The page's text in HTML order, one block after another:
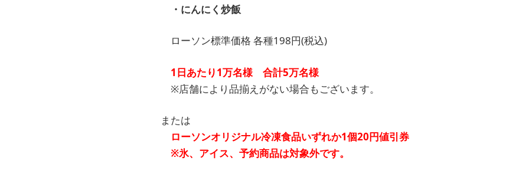
・にんにく炒飯
ローソン標準価格 各種198円(税込)
1日あたり1万名様 合計5万名様
※店舗により品揃えがない場合もございます。
または
ローソンオリジナル冷凍食品いずれか1個20円値引券
※氷、アイス、予約商品は対象外です。